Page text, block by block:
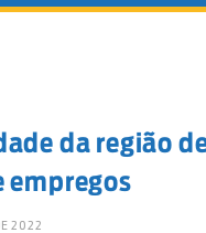
da região
empregos
2022